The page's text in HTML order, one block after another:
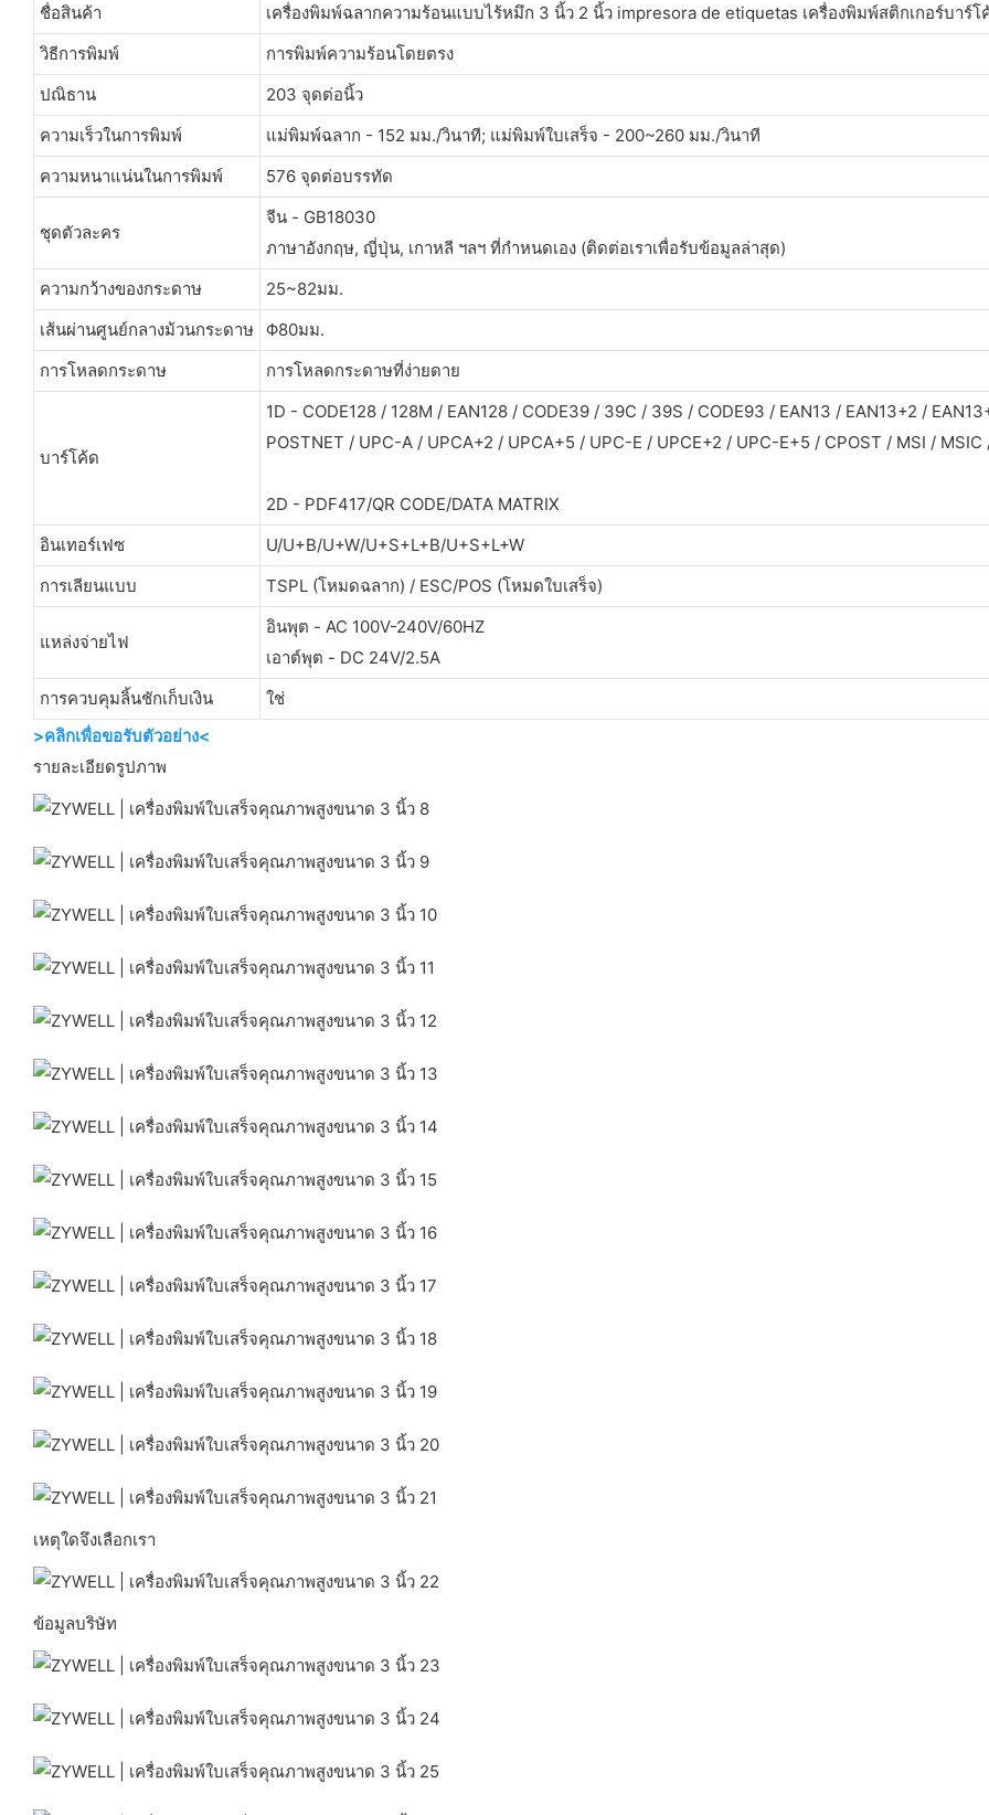
ชื่อสินค้า
เครื่องพิมพ์ฉลากความร้อนแบบไร้หมึก 3 นิ้ว 2 นิ้ว impresora de etiquetas เครื่องพิมพ์สติกเกอร์บาร์โ
วิธีการพิมพ์
การพิมพ์ความร้อนโดยตรง
ปณิธาน
203 จุดต่อนิ้ว
ความเร็วในการพิมพ์
แม่พิมพ์ฉลาก - 152 มม./วินาที; แม่พิมพ์ใบเสร็จ - 200~260 มม./วินาที
ความหนาแน่นในการพิมพ์
576 จุดต่อบรรทัด
ชุดตัวละคร
จีน - GB18030
ภาษาอังกฤษ, ญี่ปุ่น, เกาหลี ฯลฯ ที่กำหนดเอง (ติดต่อเราเพื่อรับข้อมูลล่าสุด)
ความกว้างของกระดาษ
25~82มม.
เส้นผ่านศูนย์กลางม้วนกระดาษ Φ80มม.
การโหลดกระดาษ
การโหลดกระดาษที่ง่ายดาย
บาร์โค้ด
1D - CODE128 / 128M / EAN128 / CODE39 / 39C / 39S / CODE93 / EAN13 / EAN13+2 /
POSTNET / UPC-A / UPCA+2 / UPCA+5 / UPC-E / UPCE+2 / UPC-E+5 / CPOST / MSI / MSIC
2D - PDF417/QR CODE/DATA MATRIX
อินเทอร์เฟซ
U/U+B/U+W/U+S+L+B/U+S+L+W
การเลียนแบบ
TSPL (โหมดฉลาก) / ESC/POS (โหมดใบเสร็จ)
แหล่งจ่ายไฟ
อินพุต - AC 100V-240V/60HZ
เอาต์พุต - DC 24V/2.5A
การควบคุมลิ้นชักเก็บเงิน
ใช่
>คลิกเพื่อขอรับตัวอย่าง<
รายละเอียดรูปภาพ
เหตุใดจึงเลือกเรา
ข้อมูลบริษัท